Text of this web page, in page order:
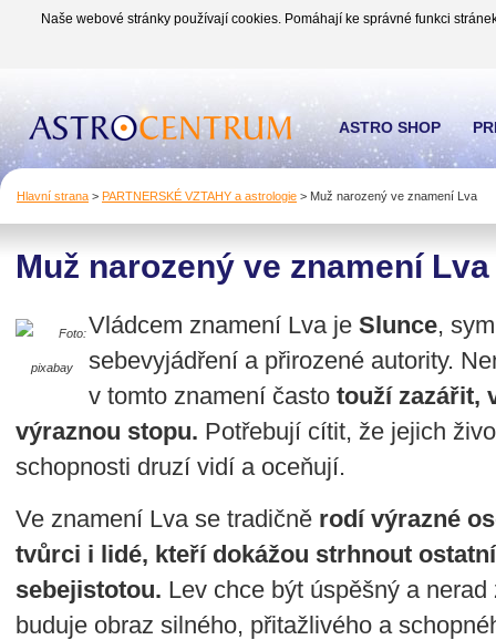
Naše webové stránky používají cookies. Pomáhají ke správné funkci
Hlavní strana > PARTNERSKÉ VZTAHY a astrologie > Muž narozený ve znamení Lva
Muž narozený ve znamení Lva
Foto:
pixabay
Vládcem znamení Lva je Slunce,
sebevyjádření a přirozené autority.
v tomto znamení často touží zazářit,
výraznou stopu. Potřebují cítit, že jejich
schopnosti druzí vidí a oceňují.
Ve znamení Lva se tradičně rodí výrazné
tvůrci i lidé, kteří dokážou strhnout
sebejistotou. Lev chce být úspěšný a
buduje obraz silného, přitažlivého a
ASTRO SHOP